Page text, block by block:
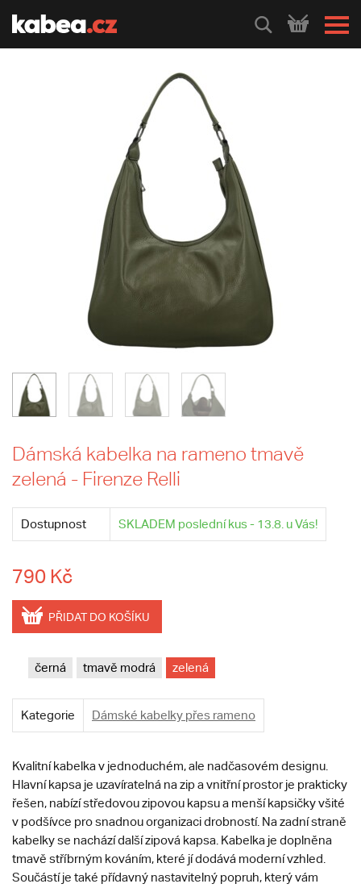
HLEDEJ
Dámská kabelka na rameno tmavě
zelená - Firenze Relli
Dostupnost SKLADEM poslední kus - 13.8. u Vás!
790 Kč
PŘIDAT DO KOŠÍKU
černá tmavě modrá zelená
Kategorie Dámské kabelky přes rameno
Kvalitní kabelka v jednoduchém, ale nadčasovém designu.
Hlavní kapsa je uzavíratelná na zip a vnitřní prostor je prakticky
řešen, nabízí středovou zipovou kapsu a menší kapsičky všité
v podšívce pro snadnou organizaci drobností. Na zadní straně
kabelky se nachází další zipová kapsa. Kabelka je doplněna
tmavě stříbrným kováním, které jí dodává moderní vzhled.
Součástí je také přídavný nastavitelný popruh, který vám